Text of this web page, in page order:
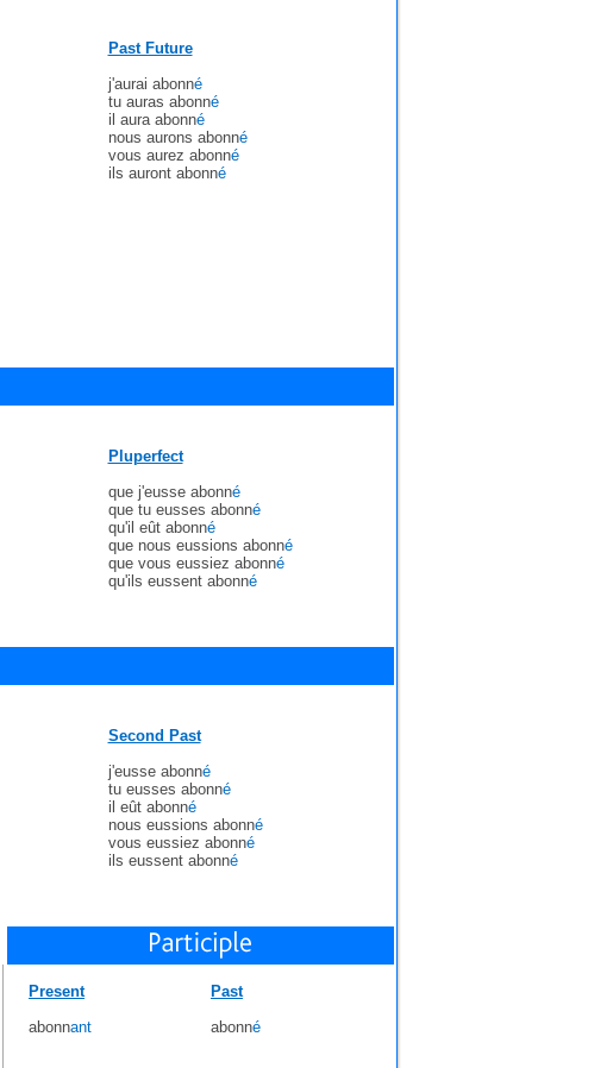
Past Future
j'aurai abonné
tu auras abonné
il aura abonné
nous aurons abonné
vous aurez abonné
ils auront abonné
Pluperfect
que j'eusse abonné
que tu eusses abonné
qu'il eût abonné
que nous eussions abonné
que vous eussiez abonné
qu'ils eussent abonné
Second Past
j'eusse abonné
tu eusses abonné
il eût abonné
nous eussions abonné
vous eussiez abonné
ils eussent abonné
Present
abonnant
Past
abonné